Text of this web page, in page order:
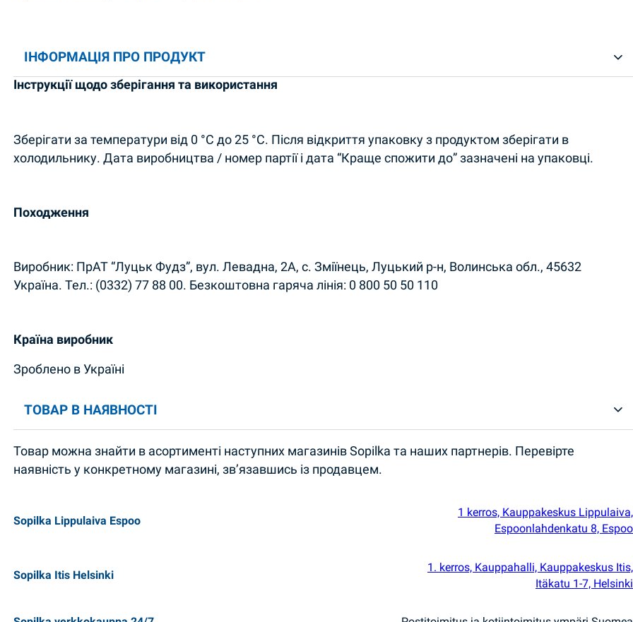
ІНФОРМАЦІЯ ПРО ПРОДУКТ
Інструкції щодо зберігання та використання
Зберігати за температури від 0 °C до 25 °C. Після відкриття упаковку з продуктом зберігати в
холодильнику. Дата виробництва / номер партії і дата “Краще спожити до” зазначені на упаковці.
Походження
Виробник: ПрАТ “Луцьк Фудз”, вул. Левадна, 2А, с. Зміїнець, Луцький р-н, Волинська обл., 45632
Україна. Тел.: (0332) 77 88 00. Безкоштовна гаряча лінія: 0 800 50 50 110
Країна виробник
Зроблено в Україні
ТОВАР В НАЯВНОСТІ
Товар можна знайти в асортименті наступних магазинів Sopilka та наших партнерів. Перевірте
наявність у конкретному магазині, зв’язавшись із продавцем.
Sopilka Lippulaiva Espoo
1 kerros, Kauppakeskus Lippulaiva,
Espoonlahdenkatu 8, Espoo
Sopilka Itis Helsinki
1. kerros, Kauppahalli, Kauppakeskus Itis,
Itäkatu 1-7, Helsinki